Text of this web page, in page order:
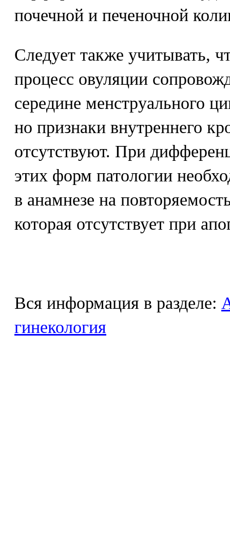
почечной и печеночной
Следует также учитывать,
процесс овуляции
середине менструального
но признаки внутреннего
отсутствуют. При
этих форм патологии
в анамнезе на
которая отсутствует при
Вся информация в разделе:
гинекология